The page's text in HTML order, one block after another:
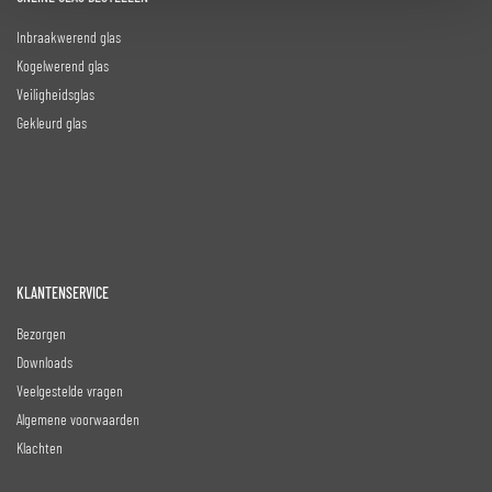
Inbraakwerend glas
Kogelwerend glas
Veiligheidsglas
Gekleurd glas
KLANTENSERVICE
Bezorgen
Downloads
Veelgestelde vragen
Algemene voorwaarden
Klachten